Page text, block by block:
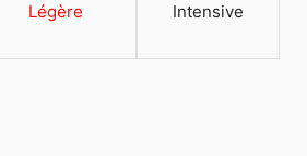
Légère Intensive